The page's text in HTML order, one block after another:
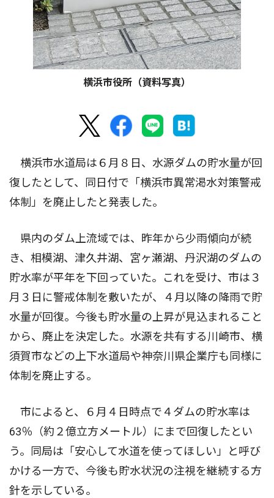
横浜市役所（資料写真）
横浜市水道局は６月８日、水源ダムの貯水量が回
復したとして、同日付で「横浜市異常渇水対策警戒
体制」を廃止したと発表した。
県内のダム上流域では、昨年から少雨傾向が続
き、相模湖、津久井湖、宮ヶ瀬湖、丹沢湖のダムの
貯水率が平年を下回っていた。これを受け、市は３
月３日に警戒体制を敷いたが、４月以降の降雨で貯
水量が回復。今後も貯水量の上昇が見込まれること
から、廃止を決定した。水源を共有する川崎市、横
須賀市などの上下水道局や神奈川県企業庁も同様に
体制を廃止する。
市によると、６月４日時点で４ダムの貯水率は
63％（約２億立方メートル）にまで回復したとい
う。同局は「安心して水道を使ってほしい」と呼び
かける一方で、今後も貯水状況の注視を継続する方
針を示している。